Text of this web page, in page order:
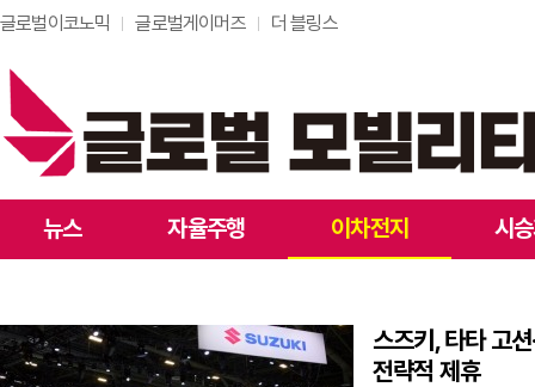
글로벌이코노믹 글로벌게이머즈 더 블링스
뉴스 자율주행 이차전지 시
스즈키, 타타 고
전략적 제휴